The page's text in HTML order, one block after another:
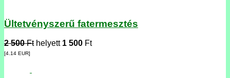
Ültetvényszerű fatermesztés
2 500 Fthelyett 1 500 Ft
[4.14 EUR]